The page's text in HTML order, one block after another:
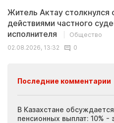
Житель Актау столкнулся
действиями частного
исполнителя
Общество
02.08.2026, 13:32
0
Последние комментарии
В Казахстане
пенсионных выплат: 10% -